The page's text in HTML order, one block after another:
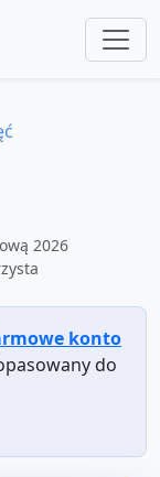
2026
konto
do